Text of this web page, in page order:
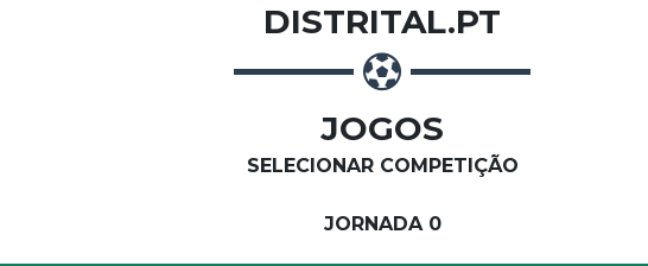
DISTRITAL.PT
JOGOS
SELECIONAR COMPETIÇÃO
JORNADA 0